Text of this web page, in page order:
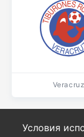
Veracruz
Условия